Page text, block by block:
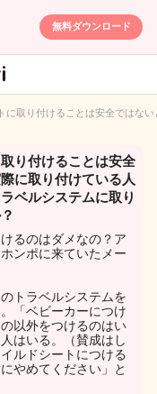
無料ダウンロード
に取り付けることは安全ではな
り付けることは安全
に取り付けている人
ベルシステムに取り
るのはダメなの？ア
ンポに来ていたメー
トラベルシステムを
「ベビーカーにつけ
以外をつけるのはい
はいる。（賛成はし
ルドシートにつける
やめてください」と